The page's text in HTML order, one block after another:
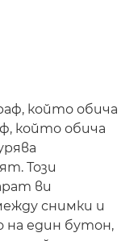
който обича
който обича
Този
ви
снимки и
на един бутон,